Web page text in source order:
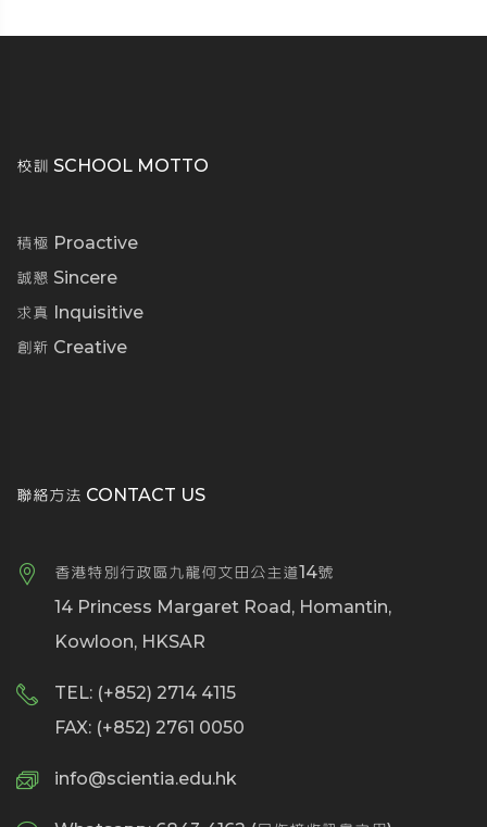
校訓 SCHOOL MOTTO
積極 Proactive
誠懇 Sincere
求真 Inquisitive
創新 Creative
聯絡方法 CONTACT US
香港特別行政區九龍何文田公主道14號
14 Princess Margaret Road, Homantin,
Kowloon, HKSAR
TEL: (+852) 2714 4115
FAX: (+852) 2761 0050
info@scientia.edu.hk